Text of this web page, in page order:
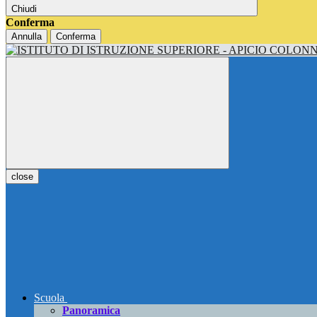
Chiudi
Conferma
Annulla Conferma
close
Scuola
Panoramica